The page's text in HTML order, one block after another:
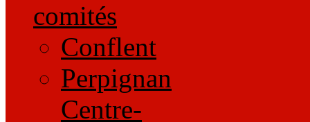
comités
Conflent
Perpignan
Centre-